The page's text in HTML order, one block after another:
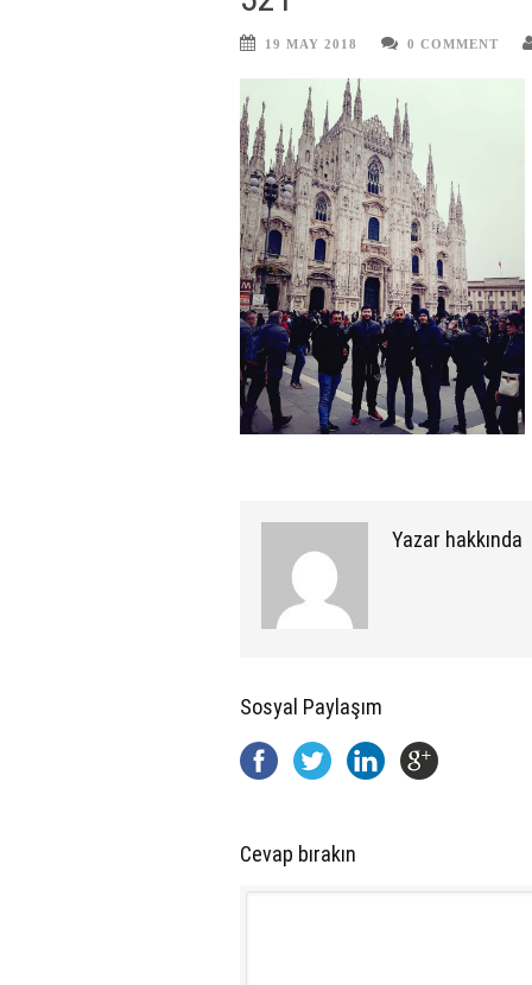
19 MAY 2018 0 COMMENT
Yazar hakkında
Sosyal Paylaşım
Cevap bırakın